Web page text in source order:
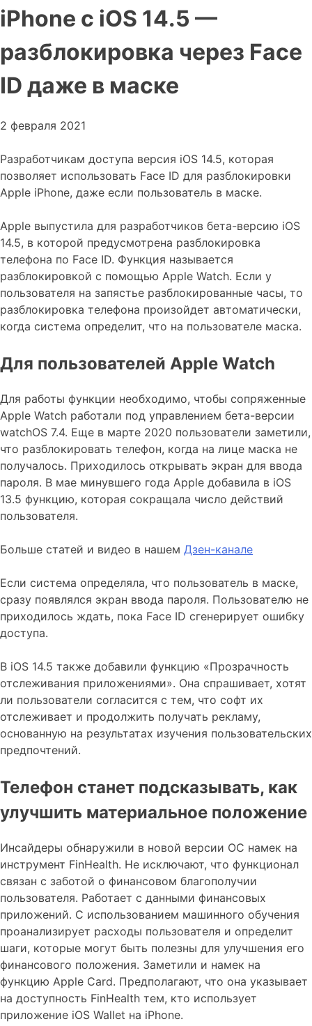
iPhone с iOS 14.5 —
разблокировка через Face
ID даже в маске
2 февраля 2021
Разработчикам доступа версия iOS 14.5, которая
позволяет использовать Face ID для разблокировки
Apple iPhone, даже если пользователь в маске.
Apple выпустила для разработчиков бета-версию iOS
14.5, в которой предусмотрена разблокировка
телефона по Face ID. Функция называется
разблокировкой с помощью Apple Watch. Если у
пользователя на запястье разблокированные часы, то
разблокировка телефона произойдет автоматически,
когда система определит, что на пользователе маска.
Для пользователей Apple Watch
Для работы функции необходимо, чтобы сопряженные
Apple Watch работали под управлением бета-версии
watchOS 7.4. Еще в марте 2020 пользователи заметили,
что разблокировать телефон, когда на лице маска не
получалось. Приходилось открывать экран для ввода
пароля. В мае минувшего года Apple добавила в iOS
13.5 функцию, которая сокращала число действий
пользователя.
Больше статей и видео в нашем Дзен-канале
Если система определяла, что пользователь в маске,
сразу появлялся экран ввода пароля. Пользователю не
приходилось ждать, пока Face ID сгенерирует ошибку
доступа.
В iOS 14.5 также добавили функцию «Прозрачность
отслеживания приложениями». Она спрашивает, хотят
ли пользователи согласится с тем, что софт их
отслеживает и продолжить получать рекламу,
основанную на результатах изучения пользовательских
предпочтений.
Телефон станет подсказывать, как
улучшить материальное положение
Инсайдеры обнаружили в новой версии ОС намек на
инструмент FinHealth. Не исключают, что функционал
связан с заботой о финансовом благополучии
пользователя. Работает с данными финансовых
приложений. С использованием машинного обучения
проанализирует расходы пользователя и определит
шаги, которые могут быть полезны для улучшения его
финансового положения. Заметили и намек на
функцию Apple Card. Предполагают, что она указывает
на доступность FinHealth тем, кто использует
приложение iOS Wallet на iPhone.